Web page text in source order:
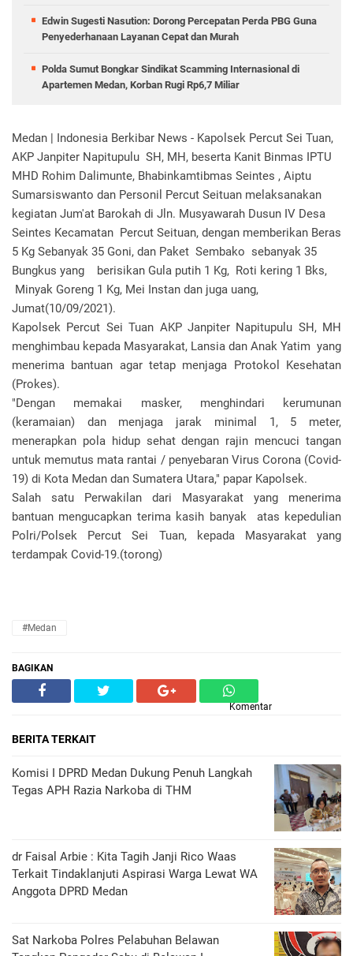
Edwin Sugesti Nasution: Dorong Percepatan Perda PBG Guna
Penyederhanaan Layanan Cepat dan Murah
Polda Sumut Bongkar Sindikat Scamming Internasional di
Apartemen Medan, Korban Rugi Rp6,7 Miliar
Medan | Indonesia Berkibar News - Kapolsek Percut Sei Tuan,
AKP Janpiter Napitupulu SH, MH, beserta Kanit Binmas IPTU
MHD Rohim Dalimunte, Bhabinkamtibmas Seintes , Aiptu
Sumarsiswanto dan Personil Percut Seituan melaksanakan
kegiatan Jum'at Barokah di Jln. Musyawarah Dusun IV Desa
Seintes Kecamatan Percut Seituan, dengan memberikan Beras
5 Kg Sebanyak 35 Goni, dan Paket Sembako sebanyak 35
Bungkus yang berisikan Gula putih 1 Kg, Roti kering 1 Bks,
Minyak Goreng 1 Kg, Mei Instan dan juga uang,
Jumat(10/09/2021).
Kapolsek Percut Sei Tuan AKP Janpiter Napitupulu SH, MH
menghimbau kepada Masyarakat, Lansia dan Anak Yatim yang
menerima bantuan agar tetap menjaga Protokol Kesehatan
(Prokes).
"Dengan memakai masker, menghindari kerumunan
(keramaian) dan menjaga jarak minimal 1, 5 meter,
menerapkan pola hidup sehat dengan rajin mencuci tangan
untuk memutus mata rantai / penyebaran Virus Corona (Covid-
19) di Kota Medan dan Sumatera Utara," papar Kapolsek.
Salah satu Perwakilan dari Masyarakat yang menerima
bantuan mengucapkan terima kasih banyak atas kepedulian
Polri/Polsek Percut Sei Tuan, kepada Masyarakat yang
terdampak Covid-19.(torong)
#Medan
BAGIKAN
Komentar
BERITA TERKAIT
Komisi I DPRD Medan Dukung Penuh Langkah
Tegas APH Razia Narkoba di THM
dr Faisal Arbie : Kita Tagih Janji Rico Waas
Terkait Tindaklanjuti Aspirasi Warga Lewat WA
Anggota DPRD Medan
Sat Narkoba Polres Pelabuhan Belawan